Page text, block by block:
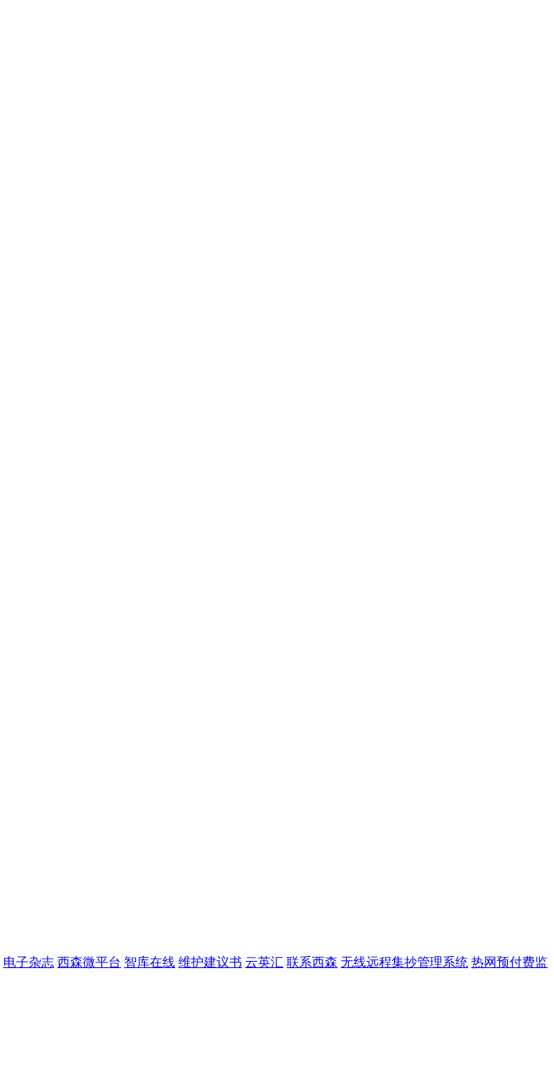
电子杂志 西森微平台 智库在线 维护建议书 云英汇 联系西森 无线远程集抄管理系统 热网预付费监